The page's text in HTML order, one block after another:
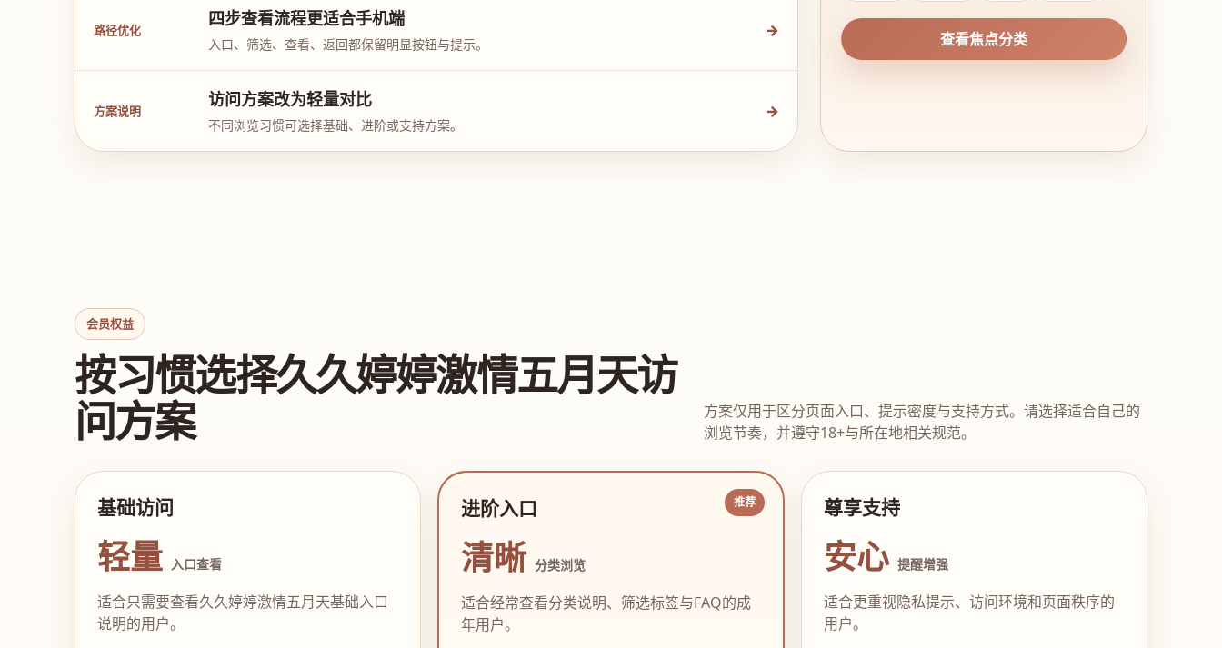
路径优化
四步查看流程更适合手机端
入口、筛选、查看、返回都保留明显按钮与提示。
→
方案说明
访问方案改为轻量对比
不同浏览习惯可选择基础、进阶或支持方案。
→
查看焦点分类
会员权益
按习惯选择久久婷婷激情五月天访
问方案
方案仅用于区分页面入口、提示密度与支持方式。请选择适合自己的
浏览节奏，并遵守18+与所在地相关规范。
基础访问
轻量 入口查看
适合只需要查看久久婷婷激情五月天基础入口
说明的用户。
进阶入口
清晰分类浏览
适合经常查看分类说明、筛选标签与FAQ的成
年用户。
尊享支持
安心 提醒增强
适合更重视隐私提示、访问环境和页面秩序的
用户。